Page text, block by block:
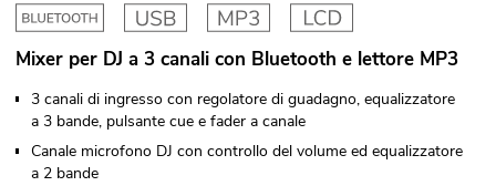
Mixer per DJ a 3 canali con Bluetooth e lettore MP3
3 canali di ingresso con regolatore di guadagno, equalizzatore
a 3 bande, pulsante cue e fader a canale
Canale microfono DJ con controllo del volume ed equalizzatore
a 2 bande